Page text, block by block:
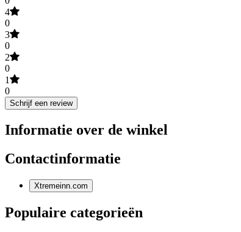
4
0
3
0
2
0
1
0
Schrijf een review
Informatie over de winkel
Contactinformatie
Xtremeinn.com
Populaire categorieën